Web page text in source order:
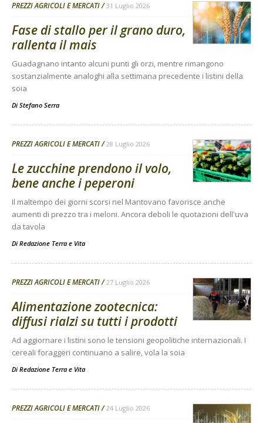
PREZZI AGRICOLI E MERCATI 31 Luglio 2026
Fase di stallo per il grano duro,
rallenta il mais
Guadagnano intanto alcuni punti gli orzi, mentre rimangono
sostanzialmente analoghi alla settimana precedente i listini della
soia
Di Stefano Serra
PREZZI AGRICOLI E MERCATI 28 Luglio 2026
Le zucchine prendono il volo,
bene anche i peperoni
Il maltempo dei giorni scorsi nel Mantovano favorisce anche
aumenti di prezzo tra i meloni. Ancora deboli le quotazioni dell'uva
da tavola
Di Redazione Terra e Vita
PREZZI AGRICOLI E MERCATI 27 Luglio 2026
Alimentazione zootecnica:
diffusi rialzi su tutti i prodotti
Ad aggiornare i listini sono le tensioni geopolitiche internazionali. I
cereali foraggeri continuano a salire, vola la soia
Di Redazione Terra e Vita
PREZZI AGRICOLI E MERCATI 24 Luglio 2026